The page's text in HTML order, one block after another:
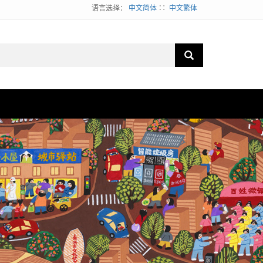
语言选择： 中文简体 ∷ 中文繁体